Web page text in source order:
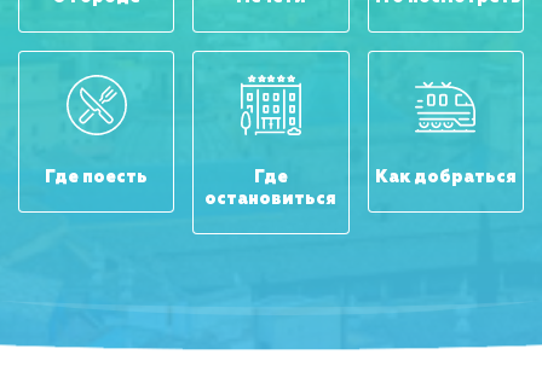
Где поесть
Где
остановиться
Как добраться